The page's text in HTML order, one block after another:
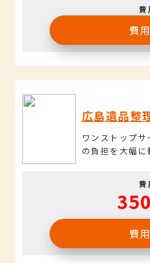
費
費
広島遺品整
ワンストップ
の負担を大幅に
費
費